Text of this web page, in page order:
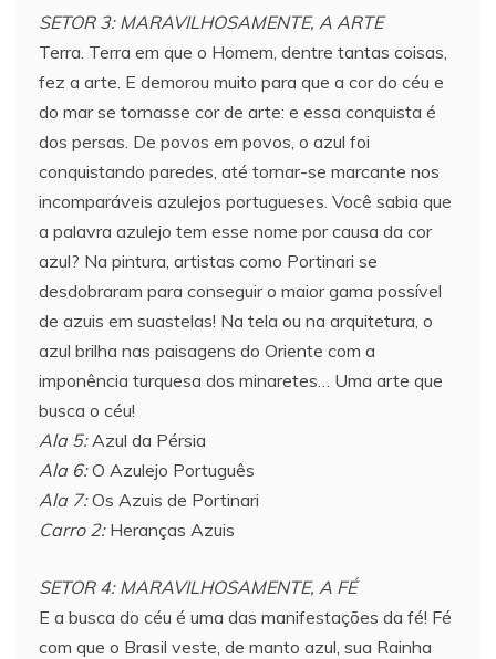
SETOR 3: MARAVILHOSAMENTE, A ARTE
Terra. Terra em que o Homem, dentre tantas coisas,
fez a arte. E demorou muito para que a cor do céu e
do mar se tornasse cor de arte: e essa conquista é
dos persas. De povos em povos, o azul foi
conquistando paredes, até tornar-se marcante nos
incomparáveis azulejos portugueses. Você sabia que
a palavra azulejo tem esse nome por causa da cor
azul? Na pintura, artistas como Portinari se
desdobraram para conseguir o maior gama possível
de azuis em suastelas! Na tela ou na arquitetura, o
azul brilha nas paisagens do Oriente com a
imponência turquesa dos minaretes… Uma arte que
busca o céu!
Ala 5:Azul da Pérsia
Ala 6:O Azulejo Português
Ala 7:Os Azuis de Portinari
Carro 2:Heranças Azuis
SETOR 4: MARAVILHOSAMENTE, A FÉ
E a busca do céu é uma das manifestações da fé! Fé
com que o Brasil veste, de manto azul, sua Rainha